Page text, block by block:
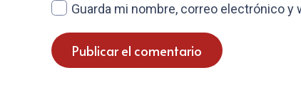
Guarda mi nombre, correo electrónico
Publicar el comentario